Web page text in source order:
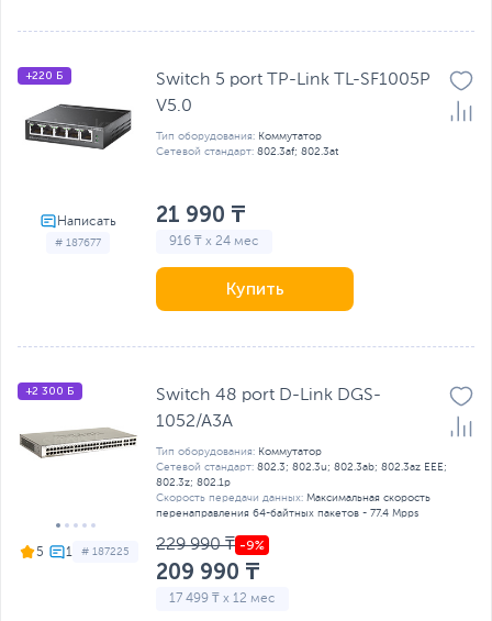
# 187677
+220 Б
Switch 5 port TP-Link TL-SF1005P
V5.0
Тип оборудования: Коммутатор
Сетевой стандарт: 802.3af; 802.3at
21 990 ₸
916 ₸ x 24 мес
Купить
5 # 187225
+2 300 Б
Switch 48 port D-Link DGS-
1052/A3A
Тип оборудования: Коммутатор
Сетевой стандарт: 802.3; 802.3u; 802.3ab; 802.3az EEE;
802.3z; 802.1р
Скорость передачи данных: Максимальная скорость
перенаправления 64-байтных пакетов - 77.4 Mpps
229 990 ₸
209 990 ₸
17 499 ₸ x 12 мес